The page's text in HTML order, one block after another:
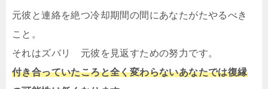
元彼と連絡を絶つ冷却期間の間にあなたがたやるべき
こと。
それはズバリ 元彼を見返すための努力です。
付き合っていたころと全く変わらないあなたでは復縁